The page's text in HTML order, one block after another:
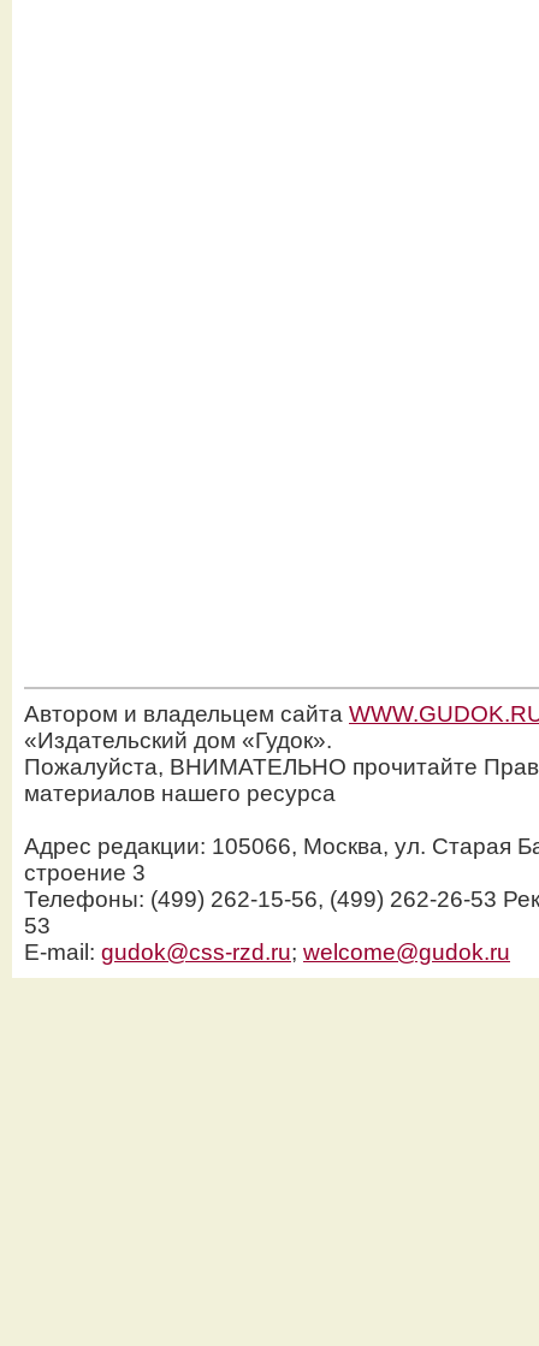
Автором и владельцем сайта
«Издательский дом «Гудок».
Пожалуйста, ВНИМАТЕЛЬНО прочитайте
материалов нашего ресурса
Адрес редакции: 105066, Москва, ул. Старая
строение 3
Телефоны: (499) 262-15-56, (499) 262-26-53
53
E-mail: gudok@css-rzd.ru; welcome@gudok.ru